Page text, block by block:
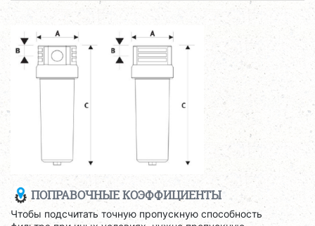
ПОПРАВОЧНЫЕ КОЭФФИЦИЕНТЫ
Чтобы подсчитать точную пропускную способность